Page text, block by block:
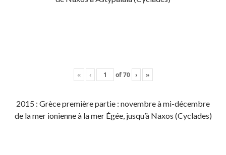
« ‹ of70 › »
2015 : Grèce première partie : novembre à mi-décembre
de la mer ionienne à la mer Égée, jusqu’à Naxos (Cyclades)